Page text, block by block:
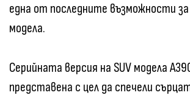
една от последните възможности
модела.
Серийната версия на SUV модела
представена с цел да спечели